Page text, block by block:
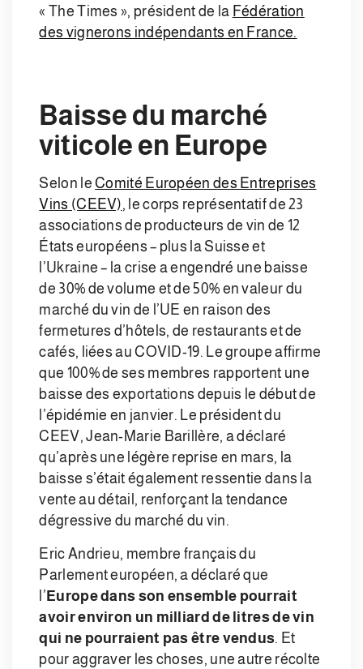
« The Times », président de la Fédération
des vignerons indépendants en France.
Baisse du marché
viticole en Europe
Selon leComité Européen des Entreprises
Vins (CEEV), le corps représentatif de 23
associations de producteurs de vin de 12
États européens – plus la Suisse et
l’Ukraine – la crise a engendré une baisse
de 30% de volume et de 50% en valeur du
marché du vin de l’UE en raison des
fermetures d’hôtels, de restaurants et de
cafés, liées au COVID-19. Le groupe affirme
que 100% de ses membres rapportent une
baisse des exportations depuis le début de
l’épidémie en janvier. Le président du
CEEV, Jean-Marie Barillère, a déclaré
qu’après une légère reprise en mars, la
baisse s’était également ressentie dans la
vente au détail, renforçant la tendance
dégressive du marché du vin.
Eric Andrieu, membre français du
Parlement européen, a déclaré que
l’ Europe dans son ensemble pourrait
avoir environ un milliard de litres de vin
qui ne pourraient pas être vendus. Et
pour aggraver les choses, une autre récolte